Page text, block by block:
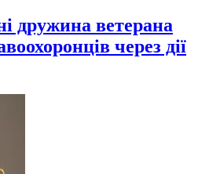
дружина ветерана
через дії